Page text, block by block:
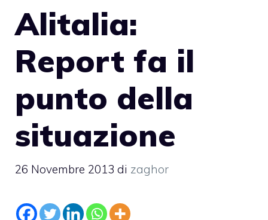
Alitalia:
Report fa il
punto della
situazione
26 Novembre 2013 di zaghor